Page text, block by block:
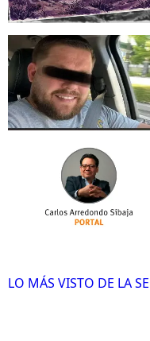
LO MÁS VISTO DE LA